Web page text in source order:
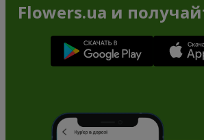
Flowers.ua и